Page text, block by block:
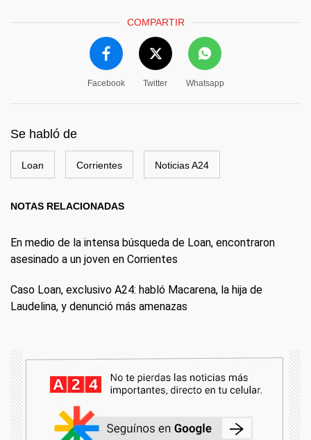
COMPARTIR
Facebook Twitter Whatsapp
Se habló de
Loan Corrientes Noticias A24
NOTAS RELACIONADAS
En medio de la intensa búsqueda de Loan, encontraron
asesinado a un joven en Corrientes
Caso Loan, exclusivo A24: habló Macarena, la hija de
Laudelina, y denunció más amenazas